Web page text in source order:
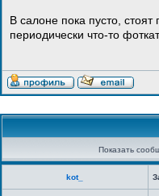
В салоне пока пусто,
периодически что-то
Показать
kot_